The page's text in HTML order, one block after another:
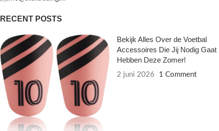
RECENT POSTS
Bekijk Alles Over de Voetbal
Accessoires Die Jij Nodig Gaat
Hebben Deze Zomer!
2 juni 2026 1 Comment